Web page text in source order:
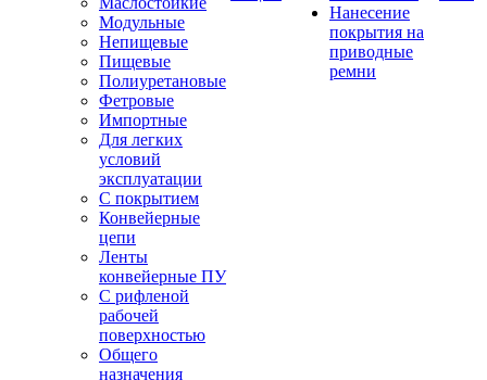
Модульные
Непищевые
Пищевые
Полиуретановые
Фетровые
Импортные
Для легких
условий
эксплуатации
С покрытием
Конвейерные
цепи
Ленты
конвейерные ПУ
С рифленой
рабочей
поверхностью
Общего
назначения
Нанесение
покрытия на
приводные
ремни